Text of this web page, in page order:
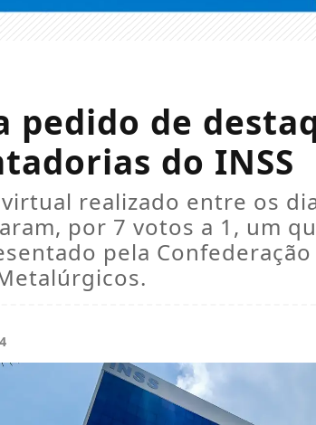
pedido de
do INSS
realizado entre os
por 7 votos a 1, um
pela